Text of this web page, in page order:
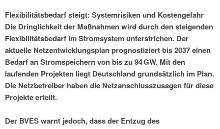
Flexibilitätsbedarf steigt: Systemrisiken und Kostengefahr
Die Dringlichkeit der Maßnahmen wird durch den steigenden
Flexibilitätsbedarf im Stromsystem unterstrichen. Der
aktuelle Netzentwicklungsplan prognostiziert bis 2037 einen
Bedarf an Stromspeichern von bis zu 94 GW. Mit den
laufenden Projekten liegt Deutschland grundsätzlich im Plan.
Die Netzbetreiber haben die Netzanschlusszusagen für diese
Projekte erteilt.
Der BVES warnt jedoch, dass der Entzug des